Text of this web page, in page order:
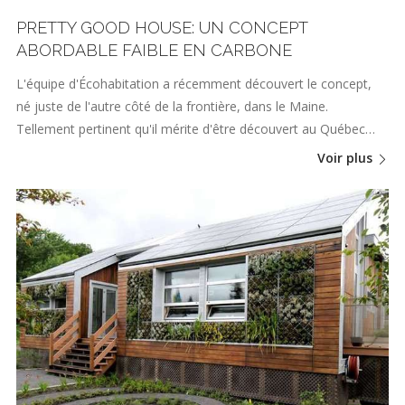
PRETTY GOOD HOUSE: UN CONCEPT
ABORDABLE FAIBLE EN CARBONE
L'équipe d'Écohabitation a récemment découvert le concept,
né juste de l'autre côté de la frontière, dans le Maine.
Tellement pertinent qu'il mérite d'être découvert au Québec…
Voir plus